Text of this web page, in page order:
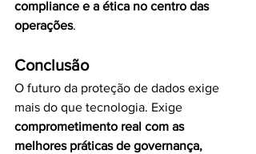
compliance e a ética no centro das
operações.
Conclusão
O futuro da proteção de dados exige
mais do que tecnologia. Exige
comprometimento real com as
melhores práticas de governança,